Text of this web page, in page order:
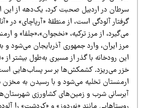
در اردبیل صحبت کرد، یک‌دهه از این
آلودگی است، از منطقۀ «آرپاچای» در
از مرز ترکیه، «نخجوان»،«جلفا» و
ایران، وارد جمهوری آذربایجان می‌شود و به
این رودخانه
می‌ریزد. کشمکش‌ها بر سر پساب‌هایی است که
تخلیه می‌شود و با رسیدن به مخزن سد
شرب و زمین‌های کشاورزی شهرستان‌های